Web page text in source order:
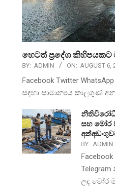
හෙටත් ප්‍රදේශ කිහිපයකට
BY: ADMIN ON: AUGUST 6,
Facebook Twitter
සඳහා සාමාන්‍යය කාලගුණ
සහ මෝර
BY: ADMIN
ලද මෝර